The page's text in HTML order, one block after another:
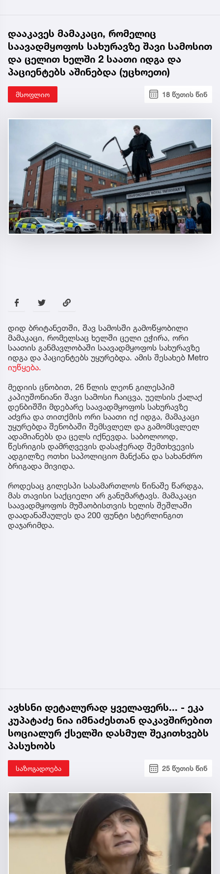
დააკავეს მამაკაცი, რომელიც
საავადმყოფოს სახურავზე შავი სამოსით
და ცელით ხელში 2 საათი იდგა და
პაციენტებს აშინებდა (უცხოეთი)
მსოფლიო 18 წუთის წინ
დიდ ბრიტანეთში, შავ სამოსში გამოწყობილი
მამაკაცი, რომელსაც ხელში ცელი ეჭირა, ორი
საათის განმავლობაში საავადმყოფოს სახურავზე
იდგა და პაციენტებს უყურებდა. ამის შესახებ Metro
იუწყება.
მედიის ცნობით, 26 წლის ლეონ გილესპიმ
კაპიუშონიანი შავი სამოსი ჩაიცვა, უელსის ქალაქ
დენბიშში მდებარე საავადმყოფოს სახურავზე
აძვრა და თითქმის ორი საათი იქ იდგა, მამაკაცი
უყურებდა შენობაში შემსვლელ და გამომსვლელ
ადამიანებს და ცელს იქნევდა. საბოლოოდ,
წესრიგის დამრღვევის დასაჭერად შემთხვევის
ადგილზე ოთხი საპოლიციო მანქანა და სახანძრო
ბრიგადა მივიდა.
როდესაც გილესპი სასამართლოს წინაშე წარდგა,
მას თავისი საქციელი არ განუმარტავს. მამაკაცი
საავადმყოფოს მუშაობისთვის ხელის შეშლაში
დაადანაშაულეს და 200 ფუნტი სტერლინგით
დაჯარიმდა.
ავხსნი დეტალურად ყველაფერს... - ეკა
კუპატაძე ნია იმნაძესთან დაკავშირებით
სოციალურ ქსელში დასმულ შეკითხვებს
პასუხობს
საზოგადოება 25 წუთის წინ